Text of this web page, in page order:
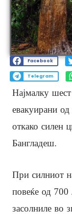
Facebook
Telegram
Најмалку шест
евакуирани
откако силен
Бангладеш.
При силниот
повеќе од 700
засолниле во